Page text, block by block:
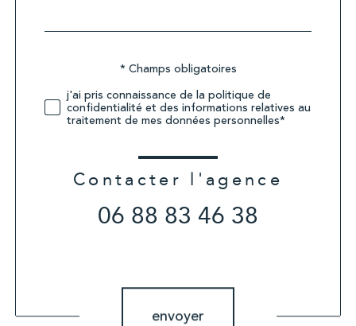
défaut
Validation* Champs obligatoires
j'ai pris connaissance de la politique de
confidentialité et des informations relatives au
traitement de mes données personnelles*
Contacter l'agence
06 88 83 46 38
envoyer